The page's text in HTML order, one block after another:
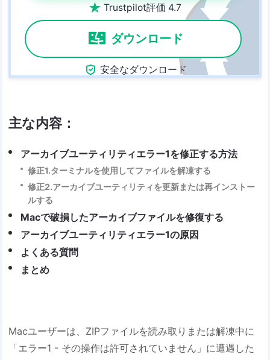
 Trustpilot評価 4.7
ダウンロード
 安全なダウンロード
主な内容：
アーカイブユーティリティエラー1を修正する方法
修正1.ターミナルを使用してファイルを解凍する
修正2.アーカイブユーティリティを更新または再インストー
ルする
Macで破損したアーカイブファイルを修復する
アーカイブユーティリティエラー1の原因
よくある質問
まとめ
Macユーザーは、ZIPファイルを読み取りまたは解凍中に
「エラー1 - その操作は許可されていません」に遭遇した